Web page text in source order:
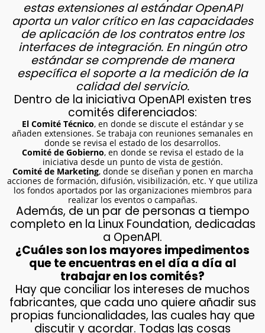
estas extensiones al estándar OpenAPI
aporta un valor crítico en las capacidades
de aplicación de los contratos entre los
interfaces de integración. En ningún otro
estándar se comprende de manera
específica el soporte a la medición de la
calidad del servicio.
Dentro de la iniciativa OpenAPI existen tres
comités diferenciados:
El Comité Técnico, en donde se discute el estándar y se
añaden extensiones. Se trabaja con reuniones semanales en
donde se revisa el estado de los desarrollos.
Comité de Gobierno, en donde se revisa el estado de la
iniciativa desde un punto de vista de gestión.
Comité de Marketing, donde se diseñan y ponen en marcha
acciones de formación, difusión, visibilización, etc. Y que utiliza
los fondos aportados por las organizaciones miembros para
realizar los eventos o campañas.
Además, de un par de personas a tiempo
completo en la Linux Foundation, dedicadas
a OpenAPI.
¿Cuáles son los mayores impedimentos
que te encuentras en el día a día al
trabajar en los comités?
Hay que conciliar los intereses de muchos
fabricantes, que cada uno quiere añadir sus
propias funcionalidades, las cuales hay que
discutir y acordar. Todas las cosas